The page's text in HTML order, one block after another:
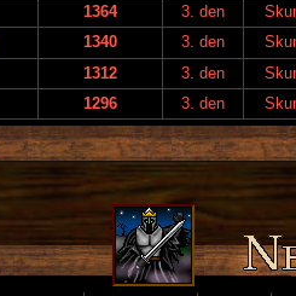
1364 3. den
1340 3. den
1312 3. den
1296 3. den